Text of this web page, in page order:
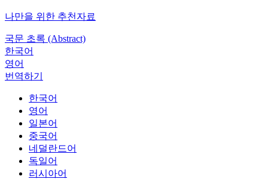
나만을 위한 추천자료
국문 초록 (Abstract)
한국어
영어
번역하기
한국어
영어
일본어
중국어
네덜란드어
독일어
러시아어